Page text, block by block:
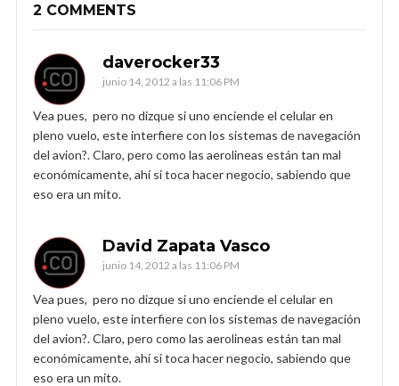
2 COMMENTS
daverocker33
junio 14, 2012 a las 11:06 PM
Vea pues, pero no dizque si uno enciende el celular en
pleno vuelo, este interfiere con los sistemas de navegación
del avion?. Claro, pero como las aerolineas están tan mal
económicamente, ahí si toca hacer negocio, sabiendo que
eso era un mito.
David Zapata Vasco
junio 14, 2012 a las 11:06 PM
Vea pues, pero no dizque si uno enciende el celular en
pleno vuelo, este interfiere con los sistemas de navegación
del avion?. Claro, pero como las aerolineas están tan mal
económicamente, ahí si toca hacer negocio, sabiendo que
eso era un mito.